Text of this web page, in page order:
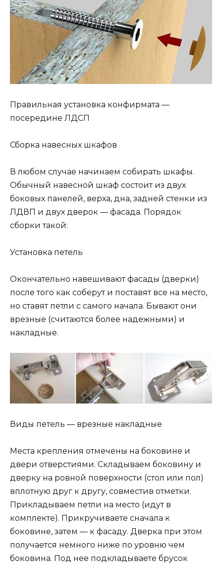
Правильная установка конфирмата —
посередине ЛДСП
Сборка навесных шкафов
В любом случае начинаем собирать шкафы.
Обычный навесной шкаф состоит из двух
боковых панелей, верха, дна, задней стенки из
ЛДВП и двух дверок — фасада. Порядок
сборки такой:
Установка петель
Окончательно навешивают фасады (дверки)
после того как соберут и поставят все на место,
но ставят петли с самого начала. Бывают они
врезные (считаются более надежными) и
накладные.
Виды петель — врезные накладные
Места крепления отмечены на боковине и
двери отверстиями. Складываем боковину и
дверку на ровной поверхности (стол или пол)
вплотную друг к другу, совместив отметки.
Прикладываем петли на место (идут в
комплекте). Прикручиваете сначала к
боковине, затем — к фасаду. Дверка при этом
получается немного ниже по уровню чем
боковина. Под нее подкладываете брусок